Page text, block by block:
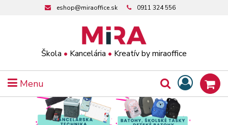
Škola • Kancelária • Kreatív by miraoffice
eshop@miraoffice.sk 0911 324 556
Menu